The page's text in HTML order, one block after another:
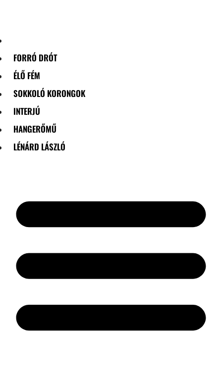
FORRÓ DRÓT
ÉLŐ FÉM
SOKKOLÓ KORONGOK
INTERJÚ
HANGERŐMŰ
LÉNÁRD LÁSZLÓ